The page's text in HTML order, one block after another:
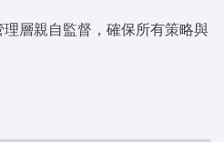
層親自監督，確保所有策略與